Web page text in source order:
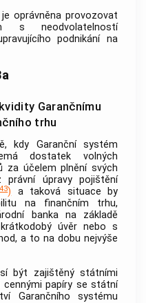
je oprávněna provozovat
s neodvolatelností
podnikání na
Garančnímu
trhu
kdy Garanční systém
dostatek volných
za účelem plnění svých
právní úpravy pojištění
43) a taková situace by
na finančním trhu,
bankana základě
úvěr nebo s
, a to na dobu nejvýše
být zajištěný státními
cennými papíry se státní
Garančního systému